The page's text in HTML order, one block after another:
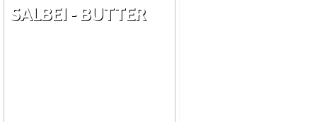
SALBEI - BUTTER